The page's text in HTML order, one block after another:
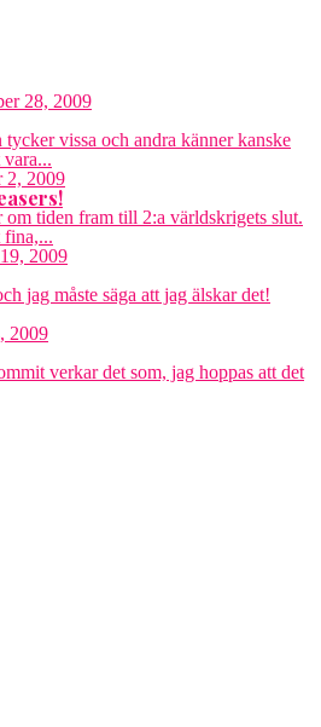
28, 2009
vissa och andra känner kanske
2, 2009
om tiden fram till 2:a världskrigets slut.
fina,...
2009
jag måste säga att jag älskar det!
2009
verkar det som, jag hoppas att det